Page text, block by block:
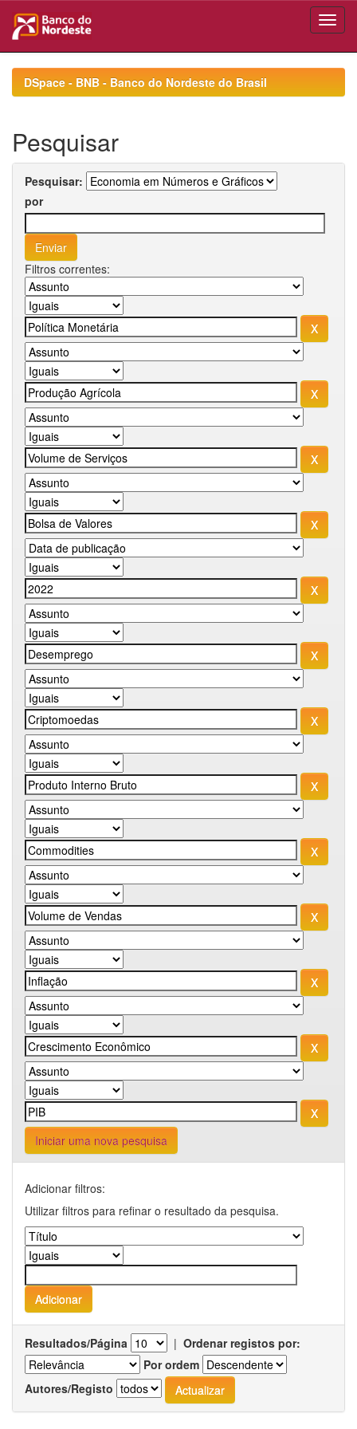
navigationDSpace - BNB - Banco do Nordeste do Brasil
Pesquisar
Pesquisar:
por
Filtros correntes:
Iniciar uma nova pesquisa
Adicionar filtros:
Utilizar filtros para refinar o resultado da pesquisa.
Resultados/Página | Ordenar registos por:
Por ordem
Autores/Registo